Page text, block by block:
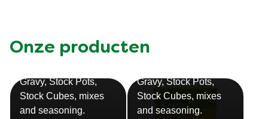
Onze producten
Gravy, Stock Pots,
Stock Cubes, mixes
and seasoning.
Gravy, Stock Pots,
Stock Cubes, mixes
and seasoning.